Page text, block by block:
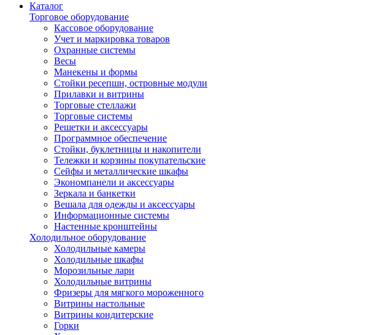
Каталог
Торговое оборудование
Кассовое оборудование
Учет и маркировка товаров
Охранные системы
Весы
Манекены и формы
Стойки ресепшн, островные модули
Прилавки и витрины
Торговые стеллажи
Торговые системы
Решетки и аксессуары
Программное обеспечение
Стойки, буклетницы и накопители
Тележки и корзины покупательские
Сейфы и металлические шкафы
Экономпанели и аксессуары
Зеркала и банкетки
Вешала для одежды и аксессуары
Информационные системы
Настенные кронштейны
Холодильное оборудование
Холодильные камеры
Холодильные шкафы
Морозильные лари
Холодильные витрины
Фризеры для мягкого мороженного
Витрины настольные
Витрины кондитерские
Горки